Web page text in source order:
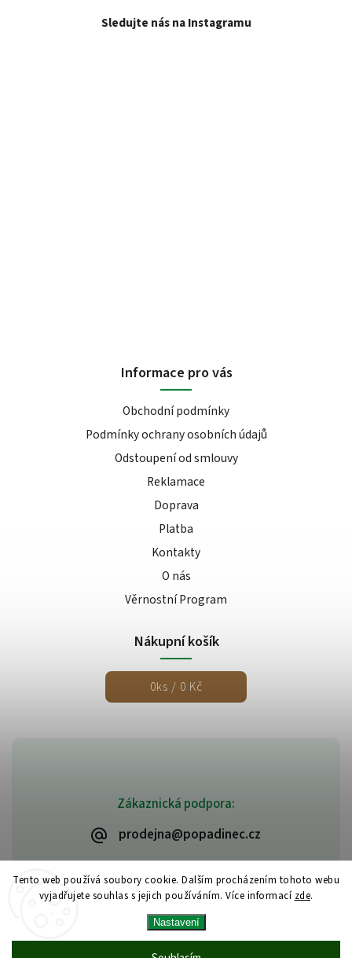
Tento web používá soubory cookie. Dalším procházením tohoto webu
vyjadřujete souhlas s jejich používáním. Více informací zde.
Nastavení
Zákaznická podpora:
prodejna@popadinec.cz
Sledujte nás na Instagramu
Informace pro vás
Obchodní podmínky
Podmínky ochrany osobních údajů
Odstoupení od smlouvy
Reklamace
Doprava
Platba
Kontakty
O nás
Věrnostní Program
Nákupní košík
0ks / 0 Kč